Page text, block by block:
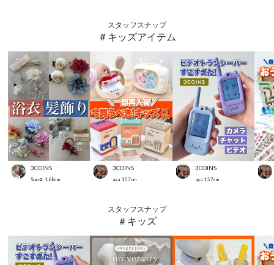
スタッフスナップ
＃キッズアイテム
3COINS
Suu☺︎ 168cm
3COINS
aya 157cm
3COINS
aya 157cm
スタッフスナップ
＃キッズ